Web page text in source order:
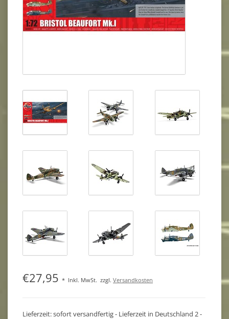
€27,95 * Inkl. MwSt. zzgl. Versandkosten
Lieferzeit: sofort versandfertig - Lieferzeit in Deutschland 2 -